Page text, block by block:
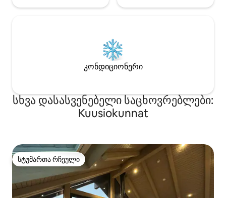
კონდიციონერი
სხვა დასასვენებელი საცხოვრებლები:
Kuusiokunnat
სტუმართა რჩეული
სტუმართა რჩეული